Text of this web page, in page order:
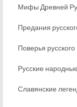
Мифы Древней
Предания
Поверья
Русские
Славянские